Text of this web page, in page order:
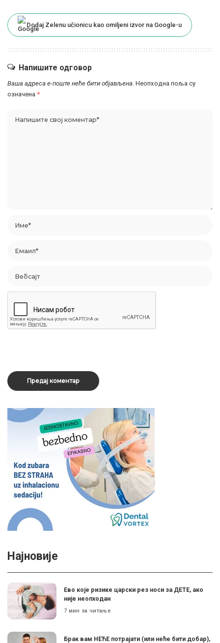
Dodaj Zelenu učionicu kao omiljeni izvor na Google-u
Напишите одговор
Ваша адреса е-поште неће бити објављена. Неопходна поља су
означена *
Најновије
Ево које ризике царски рез носи за ДЕТЕ, ако
није неопходан
7 мин за читање
Брак вам НЕЋЕ потрајати (или неће бити добар),